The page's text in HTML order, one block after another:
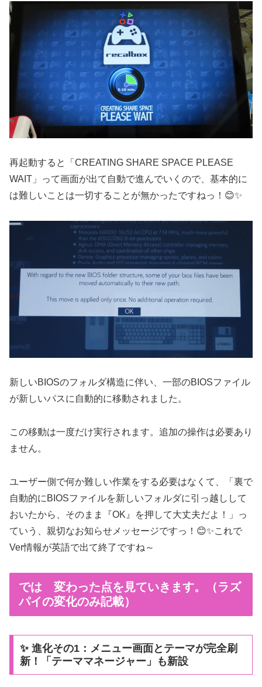
再起動すると「CREATING SHARE SPACE PLEASE
WAIT」って画面が出て自動で進んでいくので、基本的に
は難しいことは一切することが無かったですねっ！😊✨
新しいBIOSのフォルダ構造に伴い、一部のBIOSファイル
が新しいパスに自動的に移動されました。
この移動は一度だけ実行されます。追加の操作は必要あり
ません。
ユーザー側で何か難しい作業をする必要はなくて、「裏で
自動的にBIOSファイルを新しいフォルダに引っ越しして
おいたから、そのまま『OK』を押して大丈夫だよ！」っ
ていう、親切なお知らせメッセージですっ！😊✨これで
Ver情報が英語で出て終了ですね～
では 変わった点を見ていきます。（ラズ
パイの変化のみ記載）
✨ 進化その1：メニュー画面とテーマが完全刷
新！「テーママネージャー」も新設